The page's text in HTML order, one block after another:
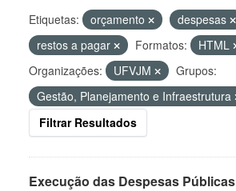
Etiquetas: orçamento
despesas
restos a pagar
Formatos: HTML
Organizações:
UFVJM
Grupos:
Gestão, Planejamento e Infraestrutura
Filtrar Resultados
Execução das Despesas Públicas